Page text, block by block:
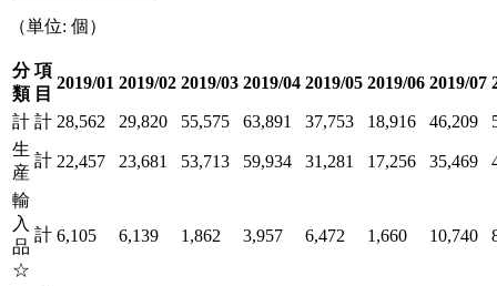
（単位: 個）
分
類
項
目
2019/01 2019/02 2019/03 2019/04 2019/05 2019/06 2019/07
計 計 28,562 29,820 55,575 63,891 37,753 18,916 46,209
生
産
計 22,457 23,681 53,713 59,934 31,281 17,256 35,469
輸
入
品
☆
計 6,105 6,139 1,862 3,957 6,472 1,660 10,740